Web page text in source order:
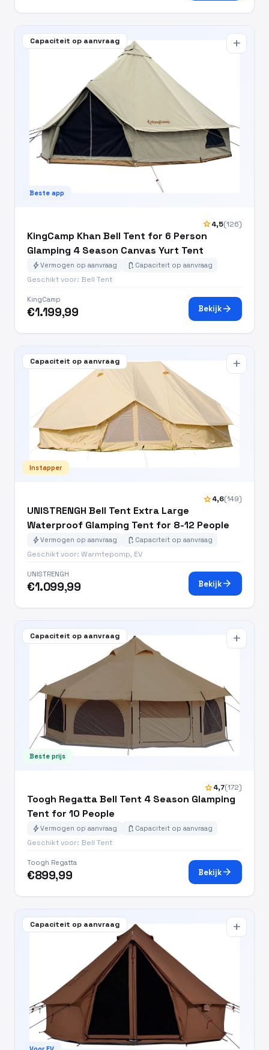
Capaciteit op aanvraag
Beste app
add
star4,5(126)
KingCamp Khan Bell Tent for 6 Person
Glamping 4 Season Canvas Yurt Tent
boltVermogen op aanvraag battery_charging_full Capaciteit op aanvraag
Geschikt voor: Bell Tent
KingCamp
€1.199,99 Bekijkarrow_forward
Capaciteit op aanvraag
Instapper
add
star4,6(149)
UNISTRENGH Bell Tent Extra Large
Waterproof Glamping Tent for 8-12 People
boltVermogen op aanvraag battery_charging_full Capaciteit op aanvraag
Geschikt voor: Warmtepomp, EV
UNISTRENGH
€1.099,99 Bekijkarrow_forward
Capaciteit op aanvraag
Beste prijs
add
star4,7(172)
Toogh Regatta Bell Tent 4 Season Glamping
Tent for 10 People
boltVermogen op aanvraag battery_charging_full Capaciteit op aanvraag
Geschikt voor: Bell Tent
Toogh Regatta
€899,99 Bekijkarrow_forward
Capaciteit op aanvraag add